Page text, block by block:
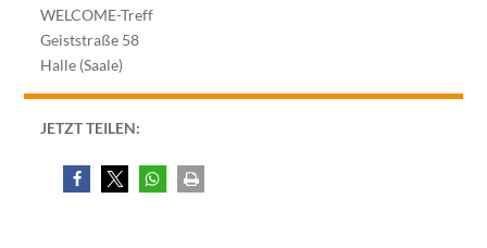
WELCOME-Treff
Geiststraße 58
Halle (Saale)
JETZT TEILEN: